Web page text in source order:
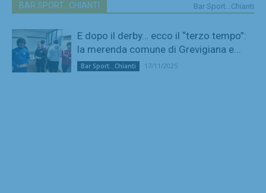
BAR SPORT...CHIANTI Bar Sport...Chianti
E dopo il derby… ecco il “terzo tempo”:
la merenda comune di Grevigiana e...
Bar Sport...Chianti 17/11/2025